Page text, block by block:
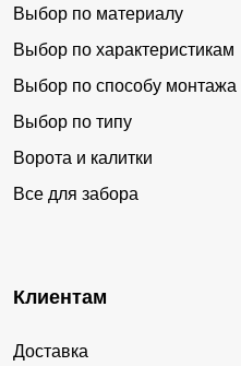
Выбор по материалу
Выбор по характеристикам
Выбор по способу монтажа
Выбор по типу
Ворота и калитки
Все для забора
Клиентам
Доставка